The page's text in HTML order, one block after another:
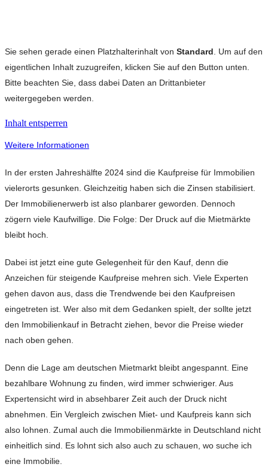
Sie sehen gerade einen Platzhalterinhalt von Standard . Um auf den
eigentlichen Inhalt zuzugreifen, klicken Sie auf den Button unten.
Bitte beachten Sie, dass dabei Daten an Drittanbieter
weitergegeben werden.
Inhalt entsperren
Weitere Informationen
In der ersten Jahreshälfte 2024 sind die Kaufpreise für Immobilien
vielerorts gesunken. Gleichzeitig haben sich die Zinsen stabilisiert.
Der Immobilienerwerb ist also planbarer geworden. Dennoch
zögern viele Kaufwillige. Die Folge: Der Druck auf die Mietmärkte
bleibt hoch.
Dabei ist jetzt eine gute Gelegenheit für den Kauf, denn die
Anzeichen für steigende Kaufpreise mehren sich. Viele Experten
gehen davon aus, dass die Trendwende bei den Kaufpreisen
eingetreten ist. Wer also mit dem Gedanken spielt, der sollte jetzt
den Immobilienkauf in Betracht ziehen, bevor die Preise wieder
nach oben gehen.
Denn die Lage am deutschen Mietmarkt bleibt angespannt. Eine
bezahlbare Wohnung zu finden, wird immer schwieriger. Aus
Expertensicht wird in absehbarer Zeit auch der Druck nicht
abnehmen. Ein Vergleich zwischen Miet- und Kaufpreis kann sich
also lohnen. Zumal auch die Immobilienmärkte in Deutschland nicht
einheitlich sind. Es lohnt sich also auch zu schauen, wo suche ich
eine Immobilie.